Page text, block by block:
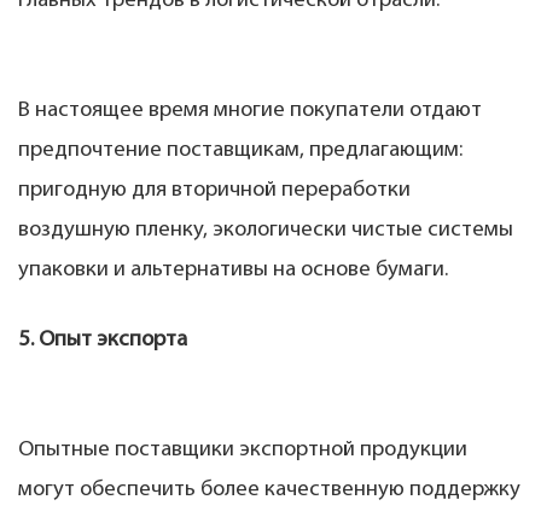
В настоящее время многие покупатели отдают
предпочтение поставщикам, предлагающим:
пригодную для вторичной переработки
воздушную пленку, экологически чистые системы
упаковки и альтернативы на основе бумаги.
5. Опыт экспорта
Опытные поставщики экспортной продукции
могут обеспечить более качественную поддержку